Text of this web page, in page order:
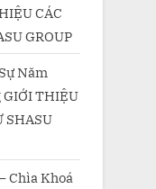
CÁC
GROUP
Năm
GIỚI THIỆU
SHASU
Chìa Khoá